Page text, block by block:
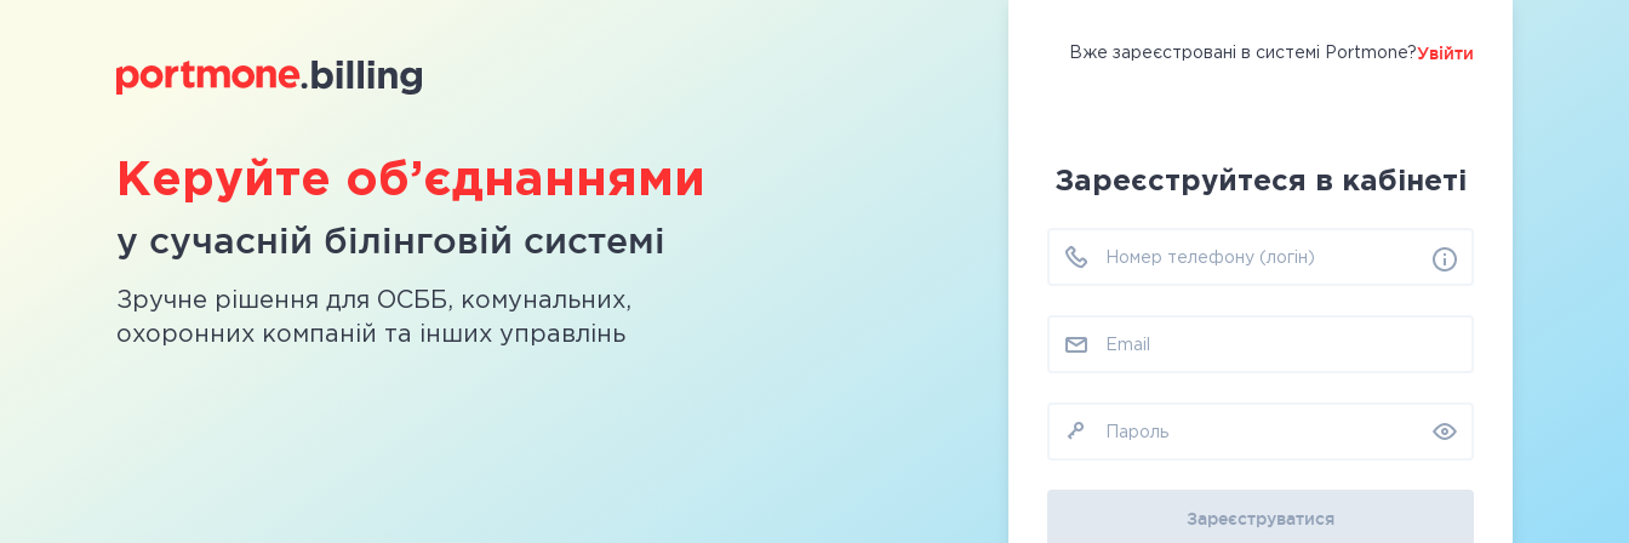
Керуйте об’єднаннями
у сучасній білінговій системі
Зручне рішення для ОСББ, комунальних,
охоронних компаній та інших управлінь
Вже зареєстровані в системі Portmone?Увійти
Зареєструйтеся в кабінеті
Номер телефону (логін)
Email
Пароль
Зареєструватися